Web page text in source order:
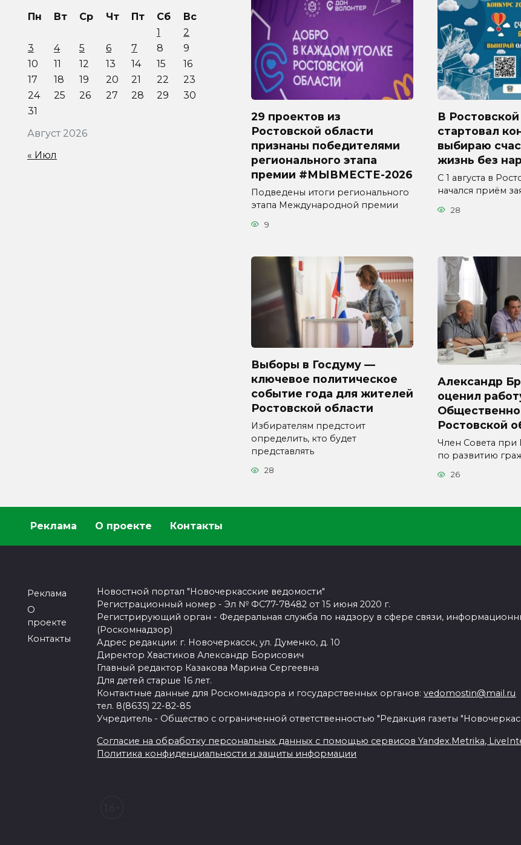
29 проектов из
Ростовской области
признаны победителями
регионального этапа
премии #МЫВМЕСТЕ-2026
Подведены итоги регионального
этапа Международной премии
9
В
стартовал
выбираю
жизнь без
С 1 августа в
начался приём
28
Выборы в Госдуму —
ключевое политическое
событие года для жителей
Ростовской области
Избирателям предстоит
определить, кто будет
представлять
28
Александр
оценил
Ростовской
Член Совета
по развитию
26
Август 2026
Пн Вт Ср Чт Пт Сб
Вс
1
2
3
4 5 6 7 8
9
10
11 12 13 14 15
16
17
18 19 20 21 22
23
24
25 26 27 28 29
30
31
« Июл
Реклама О проекте Контакты
Реклама
О
проекте
Контакты
Новостной портал "Новочеркасские ведомости"
Регистрационный номер - Эл № ФС77-78482 от 15 июня 2020 г.
Регистрирующий орган - Федеральная служба по надзору в сфере связи,
(Роскомнадзор)
Адрес редакции: г. Новочеркасск, ул. Думенко, д. 10
Директор Хвастиков Александр Борисович
Главный редактор Казакова Марина Сергеевна
Для детей старше 16 лет.
Контактные данные для Роскомнадзора и государственных органов:vedomostin@mail.ru
тел. 8(8635) 22-82-85
Учредитель - Общество с ограниченной ответственностью "Редакция газеты
Согласие на обработку персональных данных с помощью сервисов Yandex.Metrika,
Политика конфиденциальности и защиты информации